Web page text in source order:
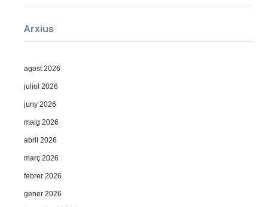
Arxius
agost 2026
juliol 2026
juny 2026
maig 2026
abril 2026
març 2026
febrer 2026
gener 2026